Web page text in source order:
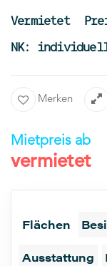
Vermietet
NK:
Merken
Mietpreis ab
vermietet
Flächen
Ausstattung